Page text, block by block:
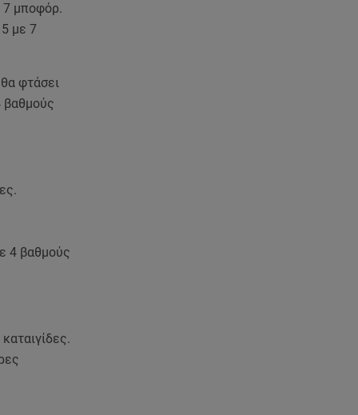
7 μποφόρ.
με 7
φτάσει
βαθμούς
4 βαθμούς